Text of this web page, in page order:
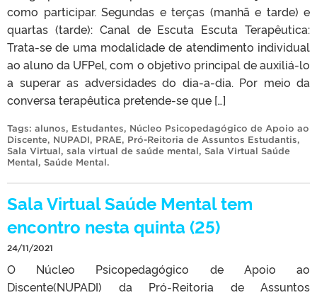
como participar. Segundas e terças (manhã e tarde) e
quartas (tarde): Canal de Escuta Escuta Terapêutica:
Trata-se de uma modalidade de atendimento individual
ao aluno da UFPel, com o objetivo principal de auxiliá-lo
a superar as adversidades do dia-a-dia. Por meio da
conversa terapêutica pretende-se que […]
Tags: alunos, Estudantes, Núcleo Psicopedagógico de Apoio ao
Discente, NUPADI, PRAE, Pró-Reitoria de Assuntos Estudantis,
Sala Virtual, sala virtual de saúde mental, Sala Virtual Saúde
Mental, Saúde Mental.
Sala Virtual Saúde Mental tem
encontro nesta quinta (25)
24/11/2021
O Núcleo Psicopedagógico de Apoio ao
Discente(NUPADI) da Pró-Reitoria de Assuntos